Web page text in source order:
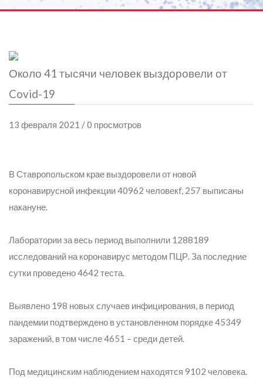
Около 41 тысячи человек выздоровели от
Covid-19
13 февраля 2021 / 0 просмотров
В Ставропольском крае выздоровели от новой
коронавирусной инфекции 40962 человекf, 257 выписаны
накануне.
Лаборатории за весь период выполнили 1288189
исследований на коронавирус методом ПЦР. За последние
сутки проведено 4642 теста.
Выявлено 198 новых случаев инфицирования, в период
пандемии подтверждено в установленном порядке 45349
заражений, в том числе 4651 – среди детей.
Под медицинским наблюдением находятся 9102 человека.